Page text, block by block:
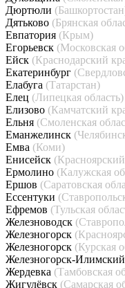
Дюртюли
Дятьково (Брянская
Евпатория (Крым)
Егорьевск (Московская
Ейск (Краснодарский
Екатеринбург
Елабуга (Татарстан)
Елец (Липецкая область)
Елизово (Камчатский
Ельня (Смоленская
Еманжелинск
Емва (Коми)
Енисейск
Ермолино (Калужская
Ершов (Саратовская
Ессентуки
Ефремов (Тульская
Железноводск
Железногорск
Железногорск (Курская
Железногорск-Илимский
Жердевка (Тамбовская
Жигулёвск (Самарская